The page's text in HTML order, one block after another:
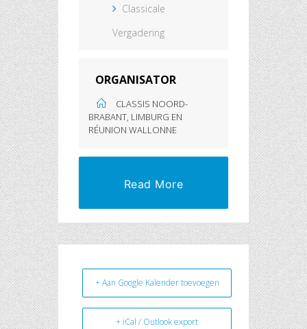
Classicale
Vergadering
ORGANISATOR
CLASSIS NOORD-
BRABANT, LIMBURG EN
RÉUNION WALLONNE
Read More
+ Aan Google Kalender toevoegen
+ iCal / Outlook export